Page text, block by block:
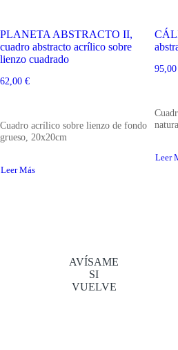
PLANETA ABSTRACTO II,
cuadro abstracto acrílico sobre
lienzo cuadrado
62,00 €
Cuadro acrílico sobre lienzo de fondo
grueso, 20x20cm
Leer Más
AVÍSAME
SI
VUELVE
95,00
Leer